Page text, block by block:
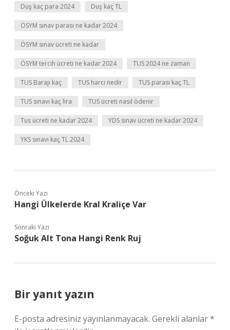
Duş kaç para 2024 Duş kaç TL
ÖSYM sınav parası ne kadar 2024
ÖSYM sınav ücreti ne kadar
ÖSYM tercih ücreti ne kadar 2024 TUS 2024 ne zaman
TUS Barajı kaç TUS harcı nedir TUS parası kaç TL
TUS sınavı kaç lira TUS ücreti nasıl ödenir
Tus ücreti ne kadar 2024 YDS sınav ücreti ne kadar 2024
YKS sınavı kaç TL 2024
Önceki Yazı
Hangi Ülkelerde Kral Kraliçe Var
Sonraki Yazı
Soğuk Alt Tona Hangi Renk Ruj
Bir yanıt yazın
E-posta adresiniz yayınlanmayacak. Gerekli alanlar*